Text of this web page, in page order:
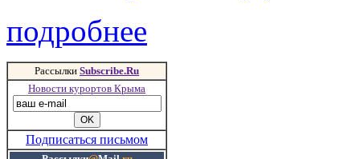
подробнее
Рассылки Subscribe.Ru
Новости курортов Крыма
Подписаться письмом